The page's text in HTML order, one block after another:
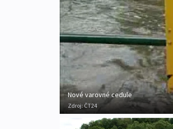
Nové varovné cedule
Zdroj:ČT24